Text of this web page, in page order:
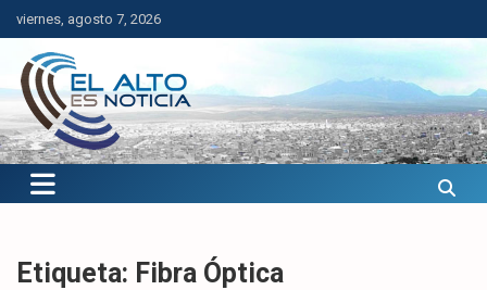
Saltar
al
contenido
viernes, agosto 7, 2026
El Alto es Noticia
Últimas noticias de El Alto, Bolivia y el mundo.
Etiqueta: Fibra Óptica